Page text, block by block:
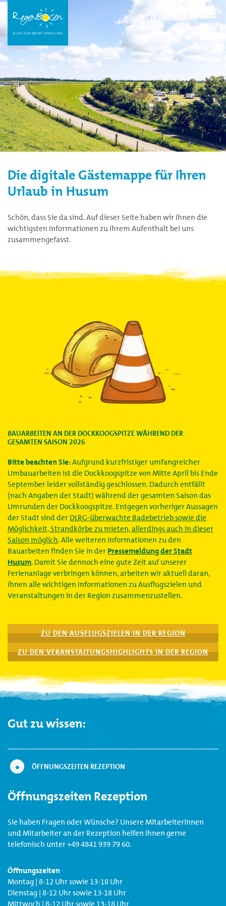
öffnen
JETZT BUCHEN
Die digitale Gästemappe für Ihren
Urlaub in Husum
Schön, dass Sie da sind. Auf dieser Seite haben wir Ihnen die
wichtigsten Informationen zu Ihrem Aufenthalt bei uns
zusammengefasst.
BAUARBEITEN AN DER DOCKKOOGSPITZE WÄHREND DER
GESAMTEN SAISON 2026
Bitte beachten Sie:Aufgrund kurzfristiger umfangreicher
Umbauarbeiten ist die Dockkoogspitze von Mitte April bis Ende
September leider vollständig geschlossen. Dadurch entfällt
(nach Angaben der Stadt) während der gesamten Saison das
Umrunden der Dockkoogspitze. Entgegen vorheriger Aussagen
der Stadt sind der DLRG-überwachte Badebetrieb sowie die
Möglichkeit, Strandkörbe zu mieten, allerdings auch in dieser
Saison möglich. Alle weiteren Informationen zu den
Bauarbeiten finden Sie in der Pressemeldung der Stadt
Husum. Damit Sie dennoch eine gute Zeit auf unserer
Ferienanlage verbringen können, arbeiten wir aktuell daran,
ihnen alle wichtigen Informationen zu Ausflugszielen und
Veranstaltungen in der Region zusammenzustellen.
ZU DEN AUSFLUGSZIELEN IN DER REGION
ZU DEN VERANSTALTUNGSHIGHLIGHTS IN DER REGION
Gut zu wissen:
ÖFFNUNGSZEITEN REZEPTION
Öffnungszeiten Rezeption
Sie haben Fragen oder Wünsche? Unsere Mitarbeiterinnen
und Mitarbeiter an der Rezeption helfen Ihnen gerne
telefonisch unter +49 4841 939 79 60.
Öffnungszeiten
Montag | 8-12 Uhr sowie 13-18 Uhr
Dienstag | 8-12 Uhr sowie 13-18 Uhr
Mittwoch | 8-12 Uhr sowie 13-18 Uhr